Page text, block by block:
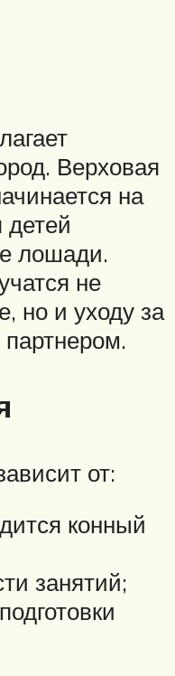
Верховая
на
лошади.
не
но и уходу за
от:
конный
занятий;